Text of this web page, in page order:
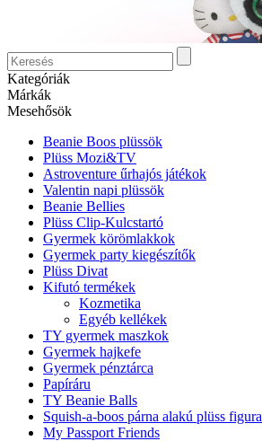
Kategóriák
Márkák
Mesehősök
Beanie Boos plüssök
Plüss Mozi&TV
Astroventure űrhajós játékok
Valentin napi plüssök
Beanie Bellies
Plüss Clip-Kulcstartó
Gyermek körömlakkok
Gyermek party kiegészítők
Plüss Divat
Kifutó termékek
Kozmetika
Egyéb kellékek
TY gyermek maszkok
Gyermek hajkefe
Gyermek pénztárca
Papíráru
TY Beanie Balls
Squish-a-boos párna alakú plüss figura
My Passport Friends